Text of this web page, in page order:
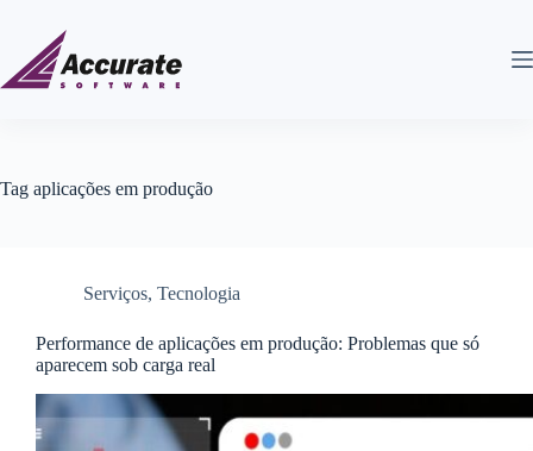
Tag aplicações em produção
Serviços, Tecnologia
Performance de aplicações em produção: Problemas que só
aparecem sob carga real